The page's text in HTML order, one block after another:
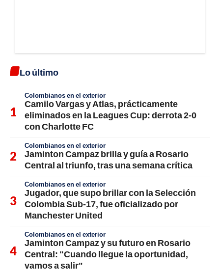
Lo último
Colombianos en el exterior
Camilo Vargas y Atlas, prácticamente
eliminados en la Leagues Cup: derrota 2-0
con Charlotte FC
Colombianos en el exterior
Jaminton Campaz brilla y guía a Rosario
Central al triunfo, tras una semana crítica
Colombianos en el exterior
Jugador, que supo brillar con la Selección
Colombia Sub-17, fue oficializado por
Manchester United
Colombianos en el exterior
Jaminton Campaz y su futuro en Rosario
Central: "Cuando llegue la oportunidad,
vamos a salir"